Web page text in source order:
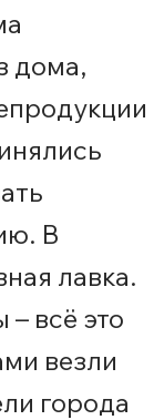
дома,
В
лавка.
всё это
везли
города